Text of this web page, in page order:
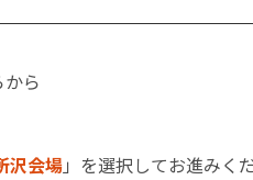
ら
沢会場」を選択してお進みく